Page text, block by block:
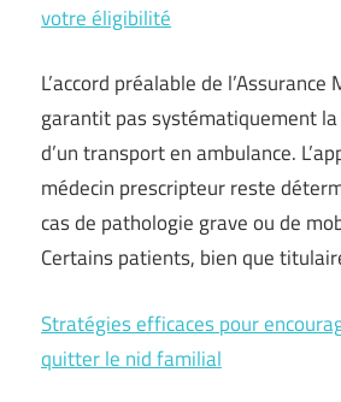
votre éligibilité
L’accord préalable de l’Assurance
garantit pas systématiquement
d’un transport en ambulance.
médecin prescripteur reste
cas de pathologie grave ou de
Certains patients, bien que
Stratégies efficaces pour
quitter le nid familial